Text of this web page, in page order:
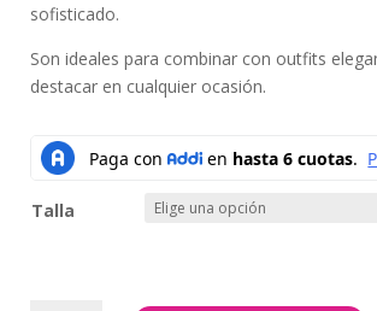
sofisticado.
Son ideales para combinar con outfits
destacar en cualquier ocasión.
Talla